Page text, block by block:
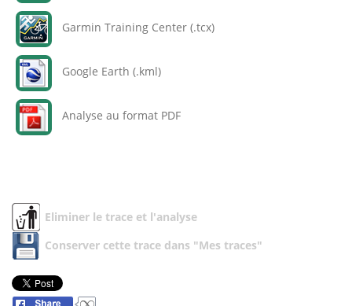
Garmin Training Center (.tcx)
Google Earth (.kml)
Analyse au format PDF
Eliminer le trace et l'analyse
Conserver cette trace dans "Mes traces"